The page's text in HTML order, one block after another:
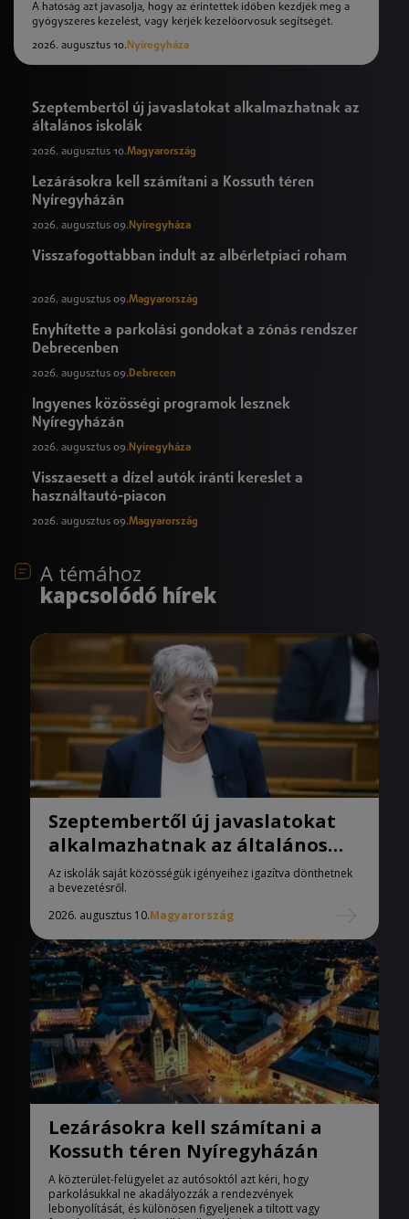
A hatóság azt javasolja, hogy az érintettek időben kezdjék meg a
gyógyszeres kezelést, vagy kérjék kezelőorvosuk segítségét.
2026. augusztus 10. Nyíregyháza
Szeptembertől új javaslatokat alkalmazhatnak az
általános iskolák
2026. augusztus 10.Magyarország
Lezárásokra kell számítani a Kossuth téren
Nyíregyházán
2026. augusztus 09. Nyíregyháza
Visszafogottabban indult az albérletpiaci roham
2026. augusztus 09.Magyarország
Enyhítette a parkolási gondokat a zónás rendszer
Debrecenben
2026. augusztus 09.Debrecen
Ingyenes közösségi programok lesznek
Nyíregyházán
2026. augusztus 09. Nyíregyháza
Visszaesett a dízel autók iránti kereslet a
használtautó-piacon
2026. augusztus 09.Magyarország
A témához
kapcsolódó hírek
Szeptembertől új javaslatokat
alkalmazhatnak az általános
iskolák
Az iskolák saját közösségük igényeihez igazítva dönthetnek
a bevezetésről.
2026. augusztus 10.Magyarország
Lezárásokra kell számítani a
Kossuth téren Nyíregyházán
A közterület-felügyelet az autósoktól azt kéri, hogy
parkolásukkal ne akadályozzák a rendezvények
lebonyolítását, és különösen figyeljenek a tiltott vagy